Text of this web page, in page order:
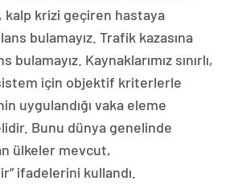
krizi geçiren hastaya
bulamayız. Trafik kazasına
Kaynaklarımız sınırlı,
için objektif kriterlerle
uygulandığı vaka eleme
Bunu dünya genelinde
ülkeler mevcut,
ifadelerini kullandı.